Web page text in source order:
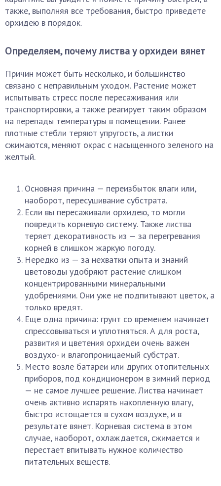
также, выполняя все требования, быстро приведете
орхидею в порядок.
Определяем, почему листва у орхидеи вянет
Причин может быть несколько, и большинство
связано с неправильным уходом. Растение может
испытывать стресс после пересаживания или
транспортировки, а также реагирует таким образом
на перепады температуры в помещении. Ранее
плотные стебли теряют упругость, а листки
сжимаются, меняют окрас с насыщенного зеленого на
желтый.
Основная причина — переизбыток влаги или,
наоборот, пересушивание субстрата.
Если вы пересаживали орхидею, то могли
повредить корневую систему. Также листва
теряет декоративность из — за перегревания
корней в слишком жаркую погоду.
Нередко из — за нехватки опыта и знаний
цветоводы удобряют растение слишком
концентрированными минеральными
удобрениями. Они уже не подпитывают цветок, а
только вредят.
Еще одна причина: грунт со временем начинает
спрессовываться и уплотняться. А для роста,
развития и цветения орхидеи очень важен
воздухо- и влагопроницаемый субстрат.
Место возле батареи или других отопительных
приборов, под кондиционером в зимний период
— не самое лучшее решение. Листва начинает
очень активно испарять накопленную влагу,
быстро истощается в сухом воздухе, и в
результате вянет. Корневая система в этом
случае, наоборот, охлаждается, сжимается и
перестает впитывать нужное количество
питательных веществ.